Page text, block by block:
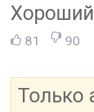
81 90
Только